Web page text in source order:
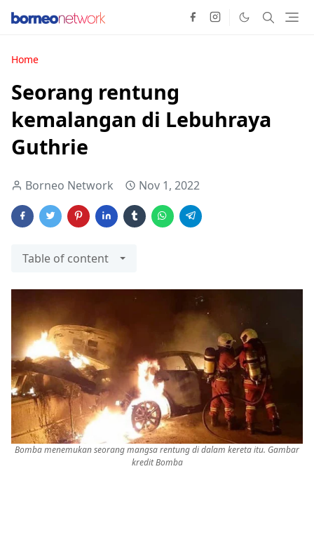
Home
Seorang rentung
kemalangan di Lebuhraya
Guthrie
Borneo Network Nov 1, 2022
Table of content
Bomba menemukan seorang mangsa rentung di dalam kereta itu. Gambar
kredit Bomba